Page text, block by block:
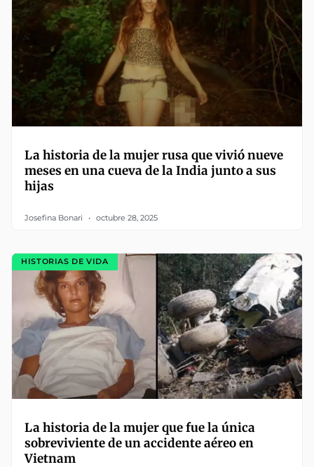
La historia de la mujer rusa que vivió nueve
meses en una cueva de la India junto a sus
hijas
Josefina Bonari octubre 28, 2025
HISTORIAS DE VIDA
La historia de la mujer que fue la única
sobreviviente de un accidente aéreo en
Vietnam